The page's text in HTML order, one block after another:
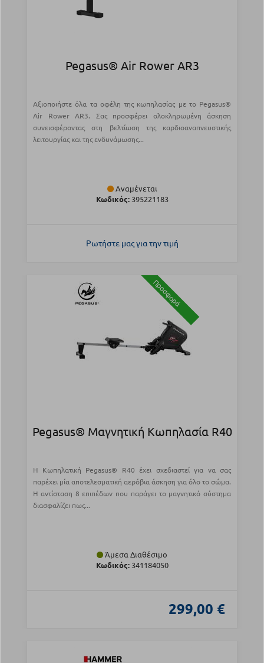
Pegasus® Air Rower AR3
Αξιοποιήστε όλα τα οφέλη της κωπηλασίας με το Pegasus®
Air Rower AR3. Σας προσφέρει ολοκληρωμένη άσκηση
συνεισφέροντας στη βελτίωση της καρδιοαναπνευστικής
λειτουργίας και της ενδυνάμωσης...
Αναμένεται
Κωδικός:395221183
Ρωτήστε μας για την τιμή
Προσφορά
Pegasus® Μαγνητική Κωπηλασία R40
Η Κωπηλατική Pegasus® R40 έχει σχεδιαστεί για να σας
παρέχει μία αποτελεσματική αερόβια άσκηση για όλο το σώμα.
Η αντίσταση 8 επιπέδων που παράγει το μαγνητικό σύστημα
διασφαλίζει πως...
Άμεσα Διαθέσιμο
Κωδικός:341184050
299,00 €